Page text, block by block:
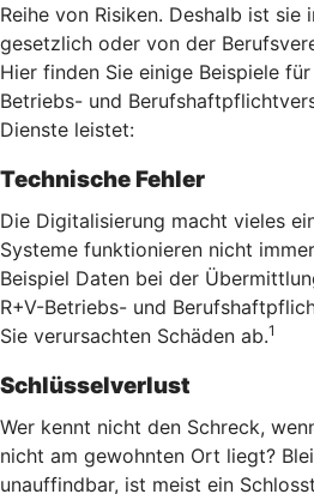
Reihe von Risiken. Deshalb ist sie
gesetzlich oder von der
Hier finden Sie einige Beispiele
Betriebs- und
Dienste leistet:
Technische Fehler
Die Digitalisierung macht vieles
Systeme funktionieren nicht
Beispiel Daten bei der
R+V-Betriebs- und
Sie verursachten Schäden ab.1
Schlüsselverlust
Wer kennt nicht den Schreck,
nicht am gewohnten Ort liegt?
unauffindbar, ist meist ein